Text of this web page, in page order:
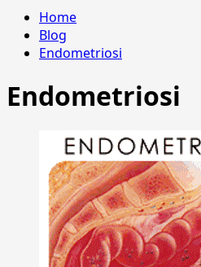
Home
Blog
Endometriosi
Endometriosi